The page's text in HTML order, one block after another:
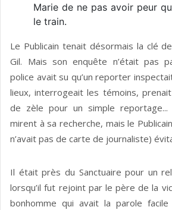
Marie de ne pas avoir peur
le train.
Le Publicain tenait désormais la clé
Gil. Mais son enquête n’était pas
police avait su qu’un reporter
lieux, interrogeait les témoins,
de zèle pour un simple
mirent à sa recherche, mais le
n’avait pas de carte de journaliste)
Il était près du Sanctuaire pour un
lorsqu’il fut rejoint par le père de la
bonhomme qui avait la parole